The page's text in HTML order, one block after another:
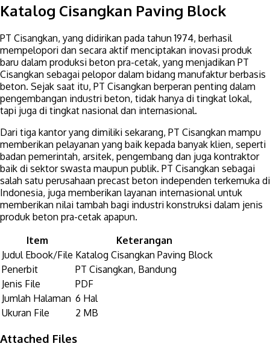
Katalog Cisangkan Paving Block
PT Cisangkan, yang didirikan pada tahun 1974, berhasil
mempelopori dan secara aktif menciptakan inovasi produk
baru dalam produksi beton pra-cetak, yang menjadikan PT
Cisangkan sebagai pelopor dalam bidang manufaktur berbasis
beton. Sejak saat itu, PT Cisangkan berperan penting dalam
pengembangan industri beton, tidak hanya di tingkat lokal,
tapi juga di tingkat nasional dan internasional.
Dari tiga kantor yang dimiliki sekarang, PT Cisangkan mampu
memberikan pelayanan yang baik kepada banyak klien, seperti
badan pemerintah, arsitek, pengembang dan juga kontraktor
baik di sektor swasta maupun publik. PT Cisangkan sebagai
salah satu perusahaan precast beton independen terkemuka di
Indonesia, juga memberikan layanan internasional untuk
memberikan nilai tambah bagi industri konstruksi dalam jenis
produk beton pra-cetak apapun.
Item
Keterangan
Judul Ebook/File Katalog Cisangkan Paving Block
Penerbit
PT Cisangkan, Bandung
Jenis File
PDF
Jumlah Halaman 6 Hal
Ukuran File
2 MB
Attached Files